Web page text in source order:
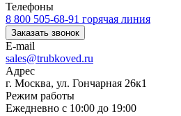
Телефоны
8 800 505-68-91 горячая линия
Заказать звонок
E-mail
sales@trubkoved.ru
Адрес
г. Москва, ул. Гончарная 26к1
Режим работы
Ежедневно с 10:00 до 19:00